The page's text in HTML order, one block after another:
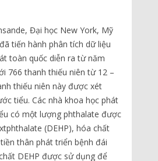
Đại học New York, Mỹ
tiến hành phân tích dữ liệu
toàn quốc diễn ra từ năm
766 thanh thiếu niên từ 12 –
thiếu niên này được xét
tiểu. Các nhà khoa học phát
có một lượng phthalate được
(DEHP), hóa chất
thân phát triển bệnh đái
DEHP được sử dụng để